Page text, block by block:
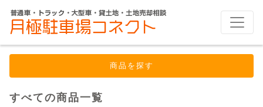
商品を探す
すべての商品一覧